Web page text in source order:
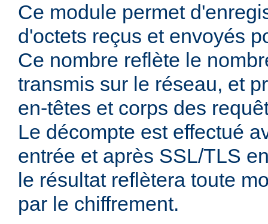
Ce module permet
d'octets reçus et envoyés
Ce nombre reflète le
transmis sur le réseau, et
en-têtes et corps des
Le décompte est effectué
entrée et après SSL/TLS
le résultat reflètera toute
par le chiffrement.